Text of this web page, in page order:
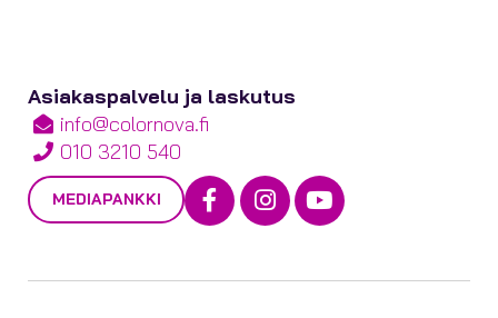
Asiakaspalvelu ja laskutus
info@colornova.fi
010 3210 540
MEDIAPANKKI Facebook
Instagram
Youtube